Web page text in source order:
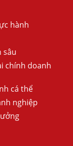
hành
sâu
chính doanh
cá thể
nghiệp